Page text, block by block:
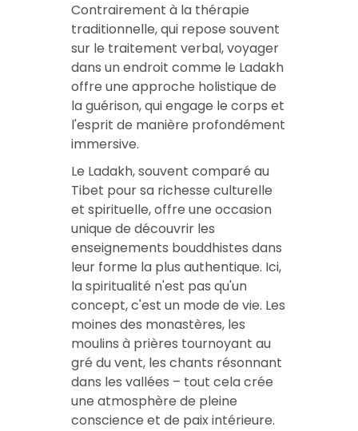
Contrairement à la thérapie
traditionnelle, qui repose souvent
sur le traitement verbal, voyager
dans un endroit comme le Ladakh
offre une approche holistique de
la guérison, qui engage le corps et
l'esprit de manière profondément
immersive.
Le Ladakh, souvent comparé au
Tibet pour sa richesse culturelle
et spirituelle, offre une occasion
unique de découvrir les
enseignements bouddhistes dans
leur forme la plus authentique. Ici,
la spiritualité n'est pas qu'un
concept, c'est un mode de vie. Les
moines des monastères, les
moulins à prières tournoyant au
gré du vent, les chants résonnant
dans les vallées – tout cela crée
une atmosphère de pleine
conscience et de paix intérieure.